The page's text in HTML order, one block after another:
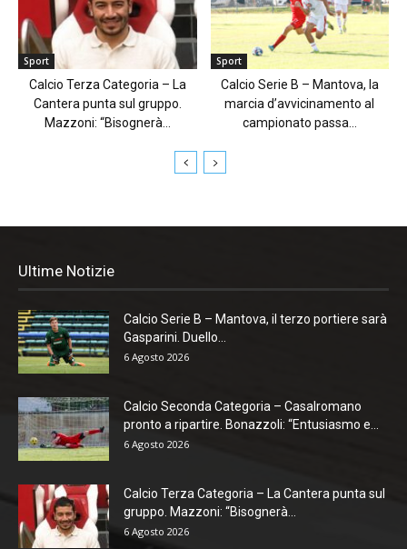
Sport
Calcio Terza Categoria – La
Cantera punta sul gruppo.
Mazzoni: “Bisognerà...
Sport
Calcio Serie B – Mantova, la
marcia d’avvicinamento al
campionato passa...
Ultime Notizie
Calcio Serie B – Mantova, il terzo portiere sarà
Gasparini. Duello...
6 Agosto 2026
Calcio Seconda Categoria – Casalromano
pronto a ripartire. Bonazzoli: “Entusiasmo e...
6 Agosto 2026
Calcio Terza Categoria – La Cantera punta sul
gruppo. Mazzoni: “Bisognerà...
6 Agosto 2026